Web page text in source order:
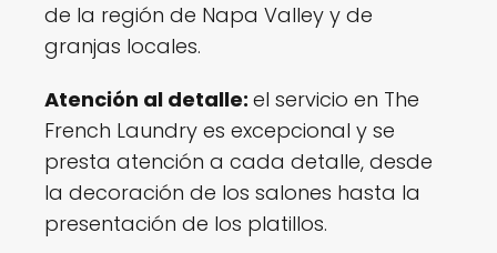
de la región de Napa Valley y de
granjas locales.
Atención al detalle: el servicio en The
French Laundry es excepcional y se
presta atención a cada detalle, desde
la decoración de los salones hasta la
presentación de los platillos.